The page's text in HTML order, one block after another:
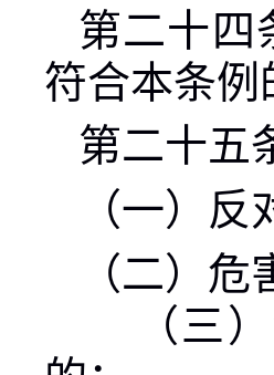
第二十
符合本条例
第二十五
（一）
（二）
（三）